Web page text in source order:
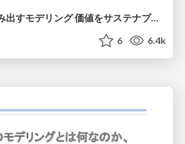
事業価値を生み出すモデリング 価値をサステナブルにするアーキテクチャ
6 6.4k